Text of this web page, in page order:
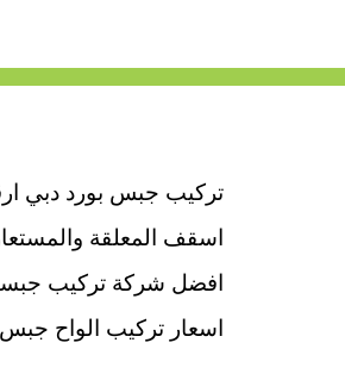
تركيب جبس بورد دبي
اسقف المعلقة
افضل شركة تركيب
اسعار تركيب الواح